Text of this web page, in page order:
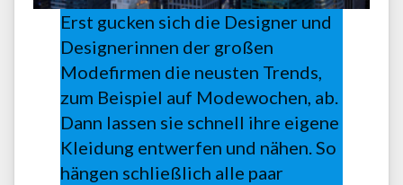
Erst gucken sich die Designer und
Designerinnen der großen
Modefirmen die neusten Trends,
zum Beispiel auf Modewochen, ab.
Dann lassen sie schnell ihre eigene
Kleidung entwerfen und nähen. So
hängen schließlich alle paar